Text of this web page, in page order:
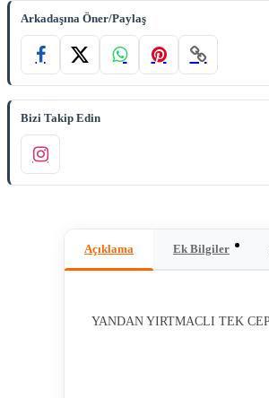
Arkadaşına Öner/Paylaş
Bizi Takip Edin
Açıklama Ek Bilgiler
YANDAN YIRTMACLI TEK